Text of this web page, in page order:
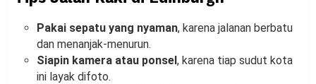
Pakai sepatu yang nyaman, karena jalanan berbatu
dan menanjak-menurun.
Siapin kamera atau ponsel, karena tiap sudut kota
ini layak difoto.